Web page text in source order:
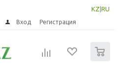
KZ RU
Вход Регистрация